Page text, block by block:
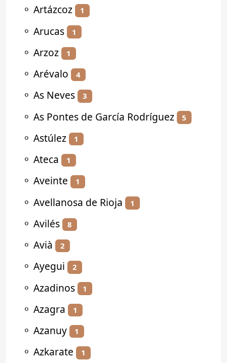
⚬ Artázcoz 1
⚬ Arucas 1
⚬ Arzoz 1
⚬ Arévalo 4
⚬ As Neves 3
⚬ As Pontes de García Rodríguez 5
⚬ Astúlez 1
⚬ Ateca 1
⚬ Aveinte 1
⚬ Avellanosa de Rioja 1
⚬ Avilés 8
⚬ Avià 2
⚬ Ayegui 2
⚬ Azadinos 1
⚬ Azagra 1
⚬ Azanuy 1
⚬ Azkarate 1